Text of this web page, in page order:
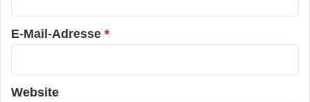
*
E-Mail-Adresse *
Website